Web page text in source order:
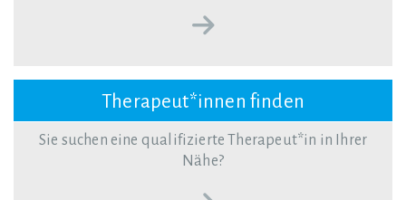
Therapeut*innen finden
Sie suchen eine qualifizierte Therapeut*in in Ihrer
Nähe?